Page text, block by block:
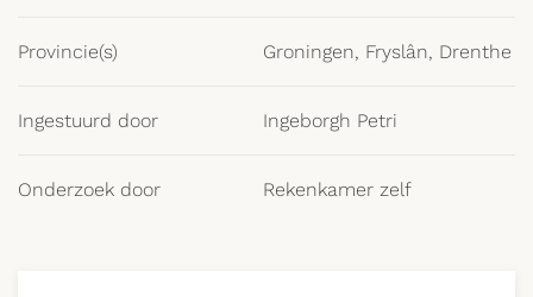
Provincie(s) Groningen, Fryslân, Drenthe
Ingestuurd door Ingeborgh Petri
Onderzoek door Rekenkamer zelf